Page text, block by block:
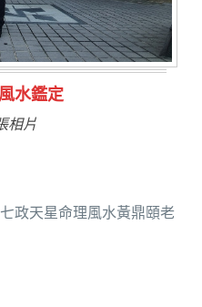
氏福主量子生基造命
政天星命理風水黃鼎頤老